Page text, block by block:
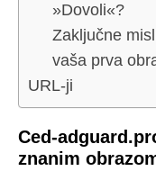
»Dovoli«?
Zaključne
vaša prva
URL-ji
Ced-
znanim